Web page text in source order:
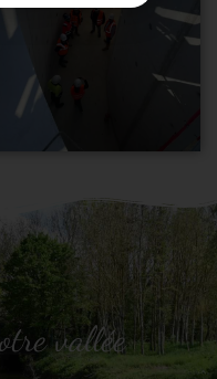
vallée